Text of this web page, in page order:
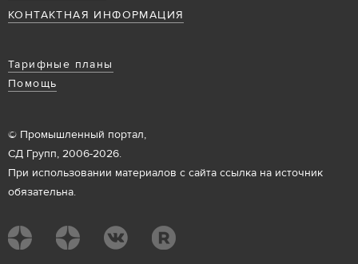
КОНТАКТНАЯ ИНФОРМАЦИЯ
Тарифные планы
Помощь
© Промышленный портал,
СД Групп, 2006-2026.
При использовании материалов с сайта ссылка на источник
обязательна.